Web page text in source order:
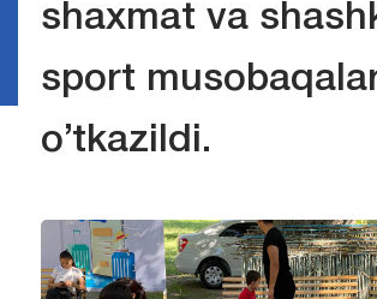
shaxmat va
sport
o’tkazildi.